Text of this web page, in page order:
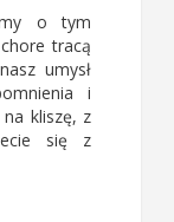
o tym
tracą
umysł
i
na kliszę, z
się z